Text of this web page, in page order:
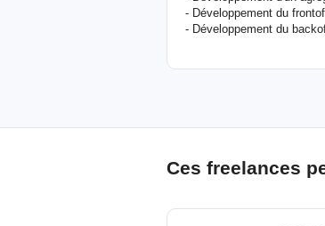
- Développement du
- Développement du
Ces freelances